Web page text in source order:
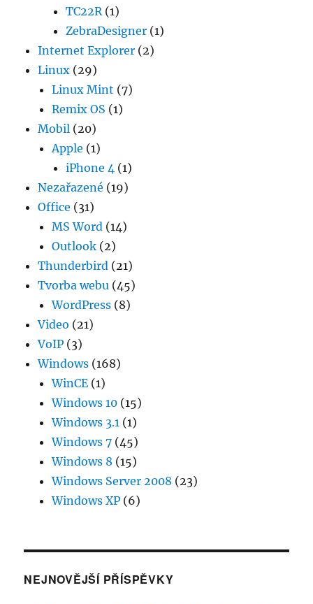
TC22R(1)
ZebraDesigner (1)
Internet Explorer (2)
Linux (29)
Linux Mint (7)
Remix OS (1)
Mobil (20)
Apple (1)
iPhone 4 (1)
Nezařazené (19)
Office (31)
MS Word (14)
Outlook (2)
Thunderbird (21)
Tvorba webu (45)
WordPress (8)
Video (21)
VoIP (3)
Windows (168)
WinCE (1)
Windows 10 (15)
Windows 3.1 (1)
Windows 7 (45)
Windows 8 (15)
Windows Server 2008 (23)
Windows XP (6)
NEJNOVĚJŠÍ PŘÍSPĚVKY